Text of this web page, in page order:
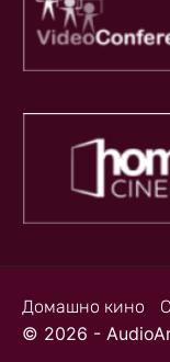
Домашно кино
© 2026 -